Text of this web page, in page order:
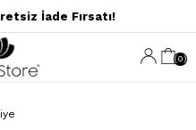
İade Fırsatı!
0